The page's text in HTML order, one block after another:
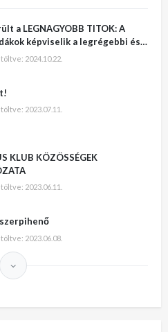
a LEGNAGYOBB TITOK: A
képviselik a legrégebbi és
kultúrát a Földön – No,
2024.10.22.
2023.07.11.
KLUB KÖZÖSSÉGEK
2023.06.11.
2023.06.08.